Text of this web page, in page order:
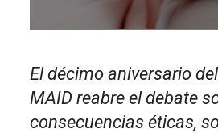
El décimo aniversario
MAID reabre el debate
consecuencias éticas,